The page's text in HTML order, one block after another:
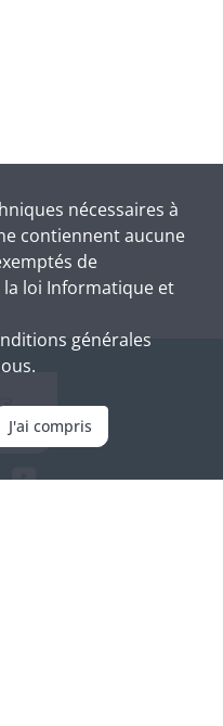
nécessaires à
contiennent aucune
de
loi Informatique et
générales
J'ai compris